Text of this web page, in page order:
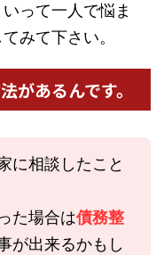
って一人で悩ま
みて下さい。
があるんです。
に相談したこと
た場合は債務整
が出来るかもし